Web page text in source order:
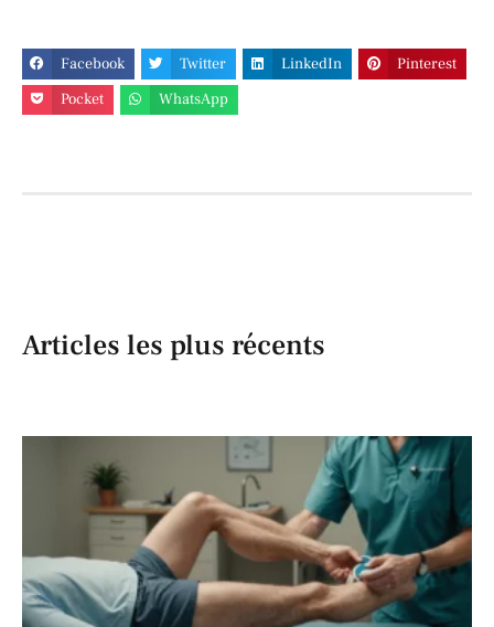
Facebook Twitter LinkedIn
Pinterest
Pocket
WhatsApp
Articles les plus récents